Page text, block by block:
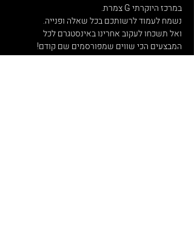
במרכז היוקרתי G צמרת.
נשמח לעמוד לרשותכם בכל שאלה ופנייה.
ואל תשכחו לעקוב אחרינו באינסטגרם לכל
המבצעים הכי שווים שמפורסמים שם קודם!